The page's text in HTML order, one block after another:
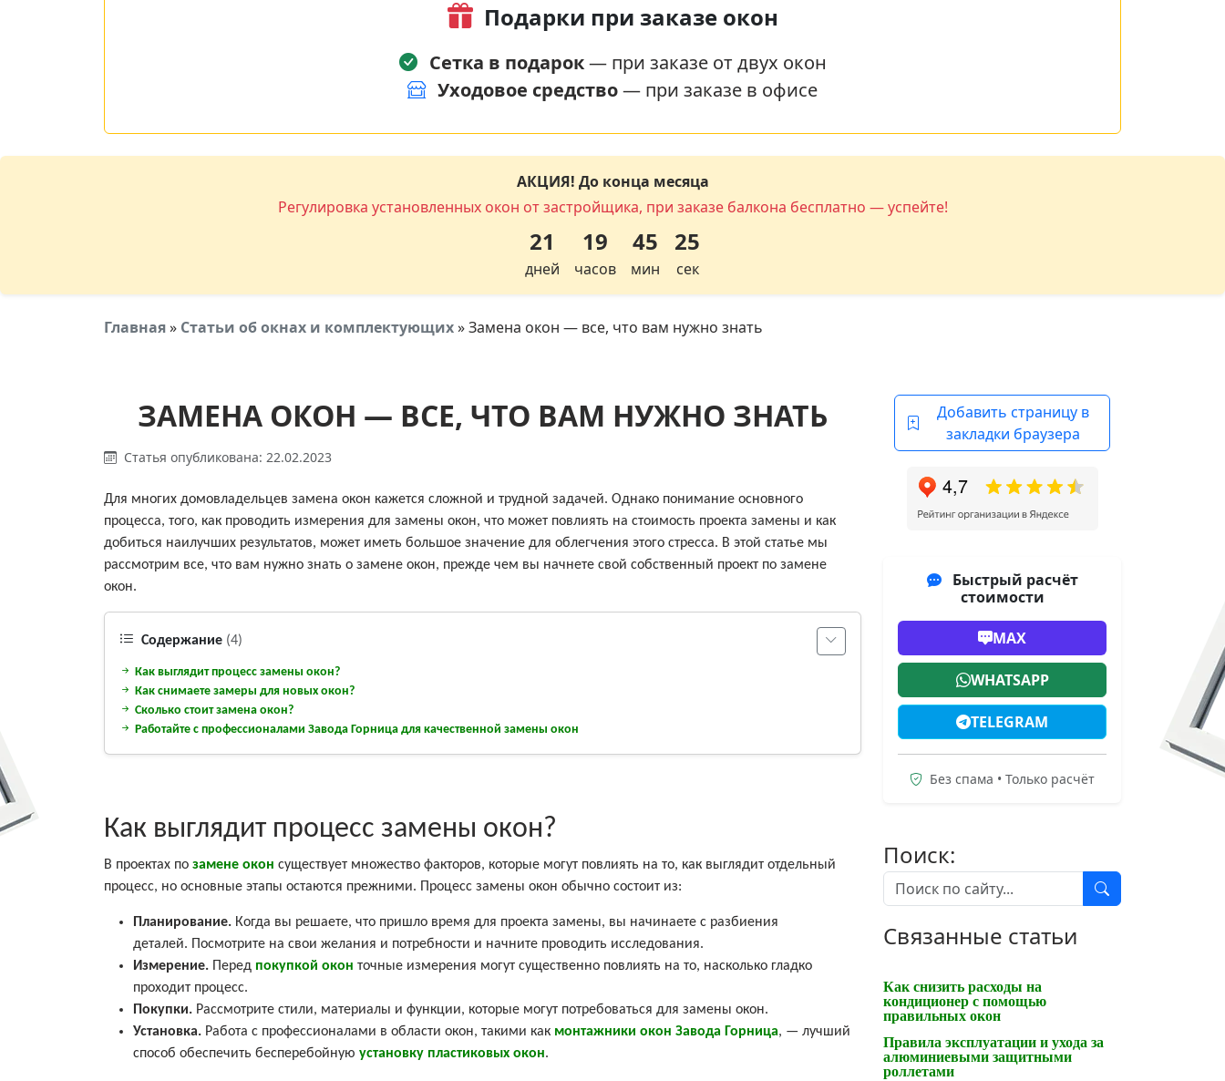
Подарки при заказе окон
Сетка в подарок— при заказе от двух окон
Уходовое средство— при заказе в офисе
АКЦИЯ! До конца месяца
Регулировка установленных окон от застройщика, при заказе балкона бесплатно — успейте!
21
дней
19
часов
45
мин
24
сек
Главная» Статьи об окнах и комплектующих»Замена окон — все, что вам нужно знать
ЗАМЕНА ОКОН — ВСЕ, ЧТО ВАМ НУЖНО ЗНАТЬ
Статья опубликована: 22.02.2023
Для многих домовладельцев замена окон кажется сложной и трудной задачей. Однако понимание основного
процесса, того, как проводить измерения для замены окон, что может повлиять на стоимость проекта замены и как
добиться наилучших результатов, может иметь большое значение для облегчения этого стресса. В этой статье мы
рассмотрим все, что вам нужно знать о замене окон, прежде чем вы начнете свой собственный проект по замене
окон.
Содержание (4)
Как выглядит процесс замены окон?
Как снимаете замеры для новых окон?
Сколько стоит замена окон?
Работайте с профессионалами Завода Горница для качественной замены окон
Как выглядит процесс замены окон?
В проектах по замене окон существует множество факторов, которые могут повлиять на то, как выглядит отдельный
процесс, но основные этапы остаются прежними. Процесс замены окон обычно состоит из:
Планирование. Когда вы решаете, что пришло время для проекта замены, вы начинаете с разбиения
деталей. Посмотрите на свои желания и потребности и начните проводить исследования.
Измерение.
Перед покупкой окон точные измерения могут существенно повлиять на то, насколько гладко
проходит процесс.
Покупки. Рассмотрите стили, материалы и функции, которые могут потребоваться для замены окон.
Установка. Работа с профессионалами в области окон, такими как монтажники окон Завода Горница, — лучший
способ обеспечить бесперебойную установку пластиковых окон.
Добавить страницу в
закладки браузера
Быстрый расчёт
стоимости
MAX
WHATSAPP
TELEGRAM
Без спама • Только расчёт
Поиск:
Связанные статьи
Как снизить расходы на
кондиционер с помощью
правильных окон
Правила эксплуатации и ухода за
алюминиевыми защитными
роллетами